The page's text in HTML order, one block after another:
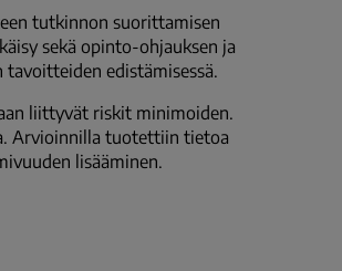
tutkinnon suorittamisen
sekä opinto-ohjauksen ja
edistämisessä.
liittyvät riskit minimoiden.
Arvioinnilla tuotettiin tietoa
lisääminen.